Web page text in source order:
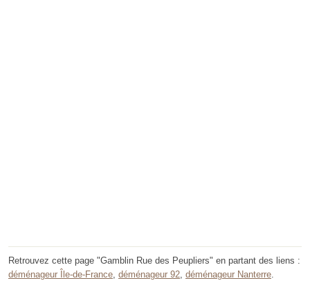
Retrouvez cette page "Gamblin Rue des Peupliers" en partant des liens :
déménageur Île-de-France, déménageur 92, déménageur Nanterre.